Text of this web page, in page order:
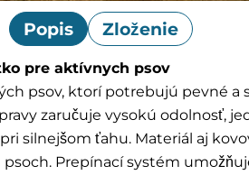
Popis Zloženie
pre aktívnych psov
psov, ktorí potrebujú pevné a
zaručuje vysokú odolnosť,
silnejšom ťahu. Materiál aj
Prepínací systém